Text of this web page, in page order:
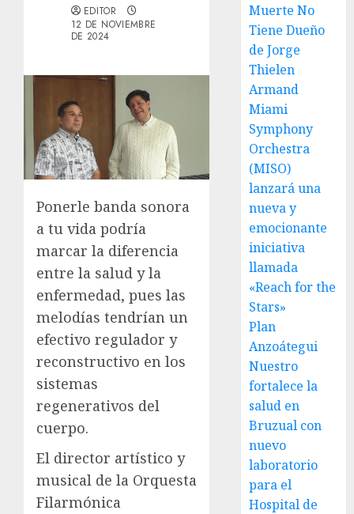
EDITOR
12 DE NOVIEMBRE
DE 2024
Ponerle banda sonora
a tu vida podría
marcar la diferencia
entre la salud y la
enfermedad, pues las
melodías tendrían un
efectivo regulador y
reconstructivo en los
sistemas
regenerativos del
cuerpo.
El director artístico y
musical de la Orquesta
Filarmónica
Muerte No
Tiene Dueño
de Jorge
Thielen
Armand
Miami
Symphony
Orchestra
(MISO)
lanzará una
nueva y
emocionante
iniciativa
llamada
«Reach for the
Stars»
Plan
Anzoátegui
Nuestro
fortalece la
salud en
Bruzual con
nuevo
laboratorio
para el
Hospital de